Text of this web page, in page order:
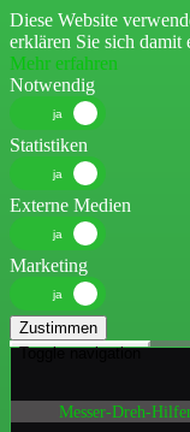
Diese Website
erklären Sie sich damit
Mehr erfahren
Notwendig
Statistiken
Externe Medien
Marketing
Zustimmen
Toggle navigation
Messer-Dreh-